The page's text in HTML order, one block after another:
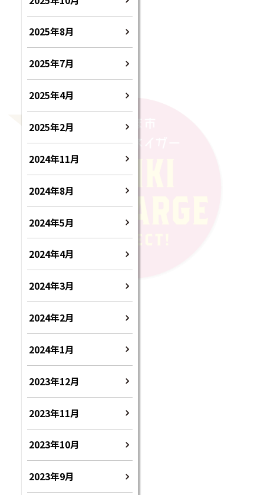
2025年8月
2025年7月
2025年4月
2025年2月
2024年11月
2024年8月
2024年5月
2024年4月
2024年3月
2024年2月
2024年1月
2023年12月
2023年11月
2023年10月
2023年9月